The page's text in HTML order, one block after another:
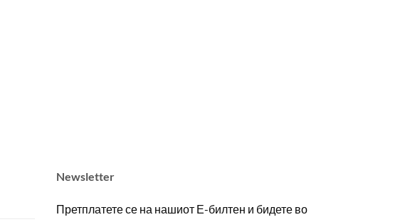
Newsletter
Претплатете се на нашиот Е-билтен и бидете во